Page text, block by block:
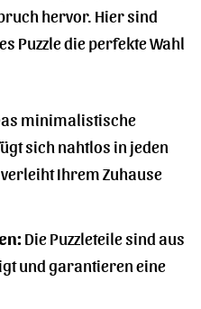
hervor. Hier sind
Puzzle die perfekte Wahl
minimalistische
sich nahtlos in jeden
Ihrem Zuhause
Die Puzzleteile sind aus
und garantieren eine